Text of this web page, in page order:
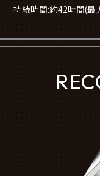
持続時間:約42時間(最